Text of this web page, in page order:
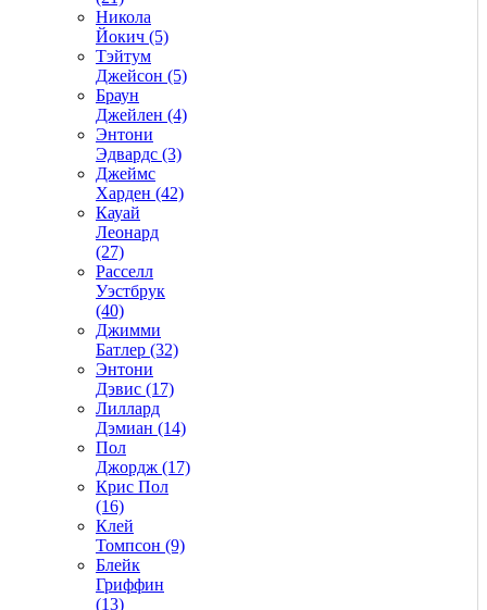
Никола
Йокич (5)
Тэйтум
Джейсон (5)
Браун
Джейлен (4)
Энтони
Эдвардс (3)
Джеймс
Харден (42)
Кауай
Леонард
(27)
Расселл
Уэстбрук
(40)
Джимми
Батлер (32)
Энтони
Дэвис (17)
Лиллард
Дэмиан (14)
Пол
Джордж (17)
Крис Пол
(16)
Клей
Томпсон (9)
Блейк
Гриффин
(13)